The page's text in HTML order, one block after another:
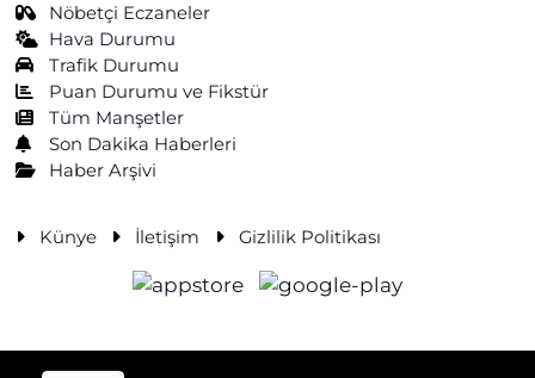
Nöbetçi Eczaneler
Hava Durumu
Trafik Durumu
Puan Durumu ve Fikstür
Tüm Manşetler
Son Dakika Haberleri
Haber Arşivi
Künye İletişim Gizlilik Politikası